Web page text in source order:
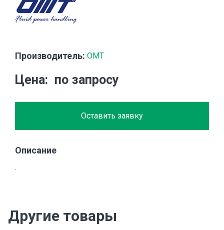
Производитель: OMT
Цена по запросу
Оставить заявку
Описание
.
Другие товары